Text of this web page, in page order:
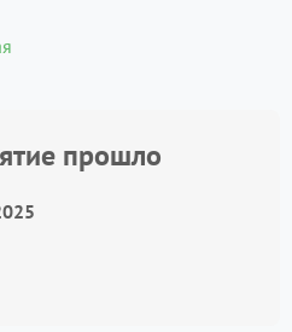
прошло